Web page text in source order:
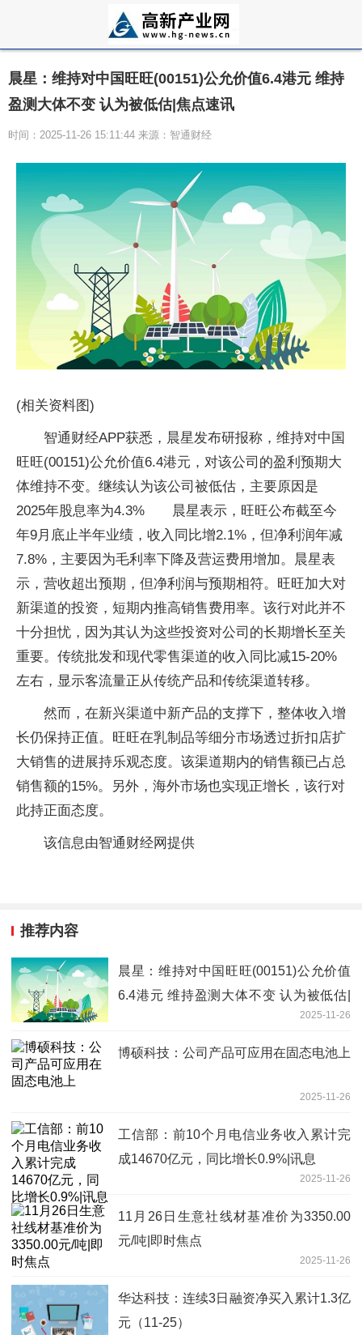
晨星：维持对中国旺旺(00151)公允价值6.4港元 维持
盈测大体不变 认为被低估|焦点速讯
时间：2025-11-26 15:11:44 来源：智通财经
(相关资料图)
智通财经APP获悉，晨星发布研报称，维持对中国
旺旺(00151)公允价值6.4港元，对该公司的盈利预期大
体维持不变。继续认为该公司被低估，主要原因是
2025年股息率为4.3% 晨星表示，旺旺公布截至今
年9月底止半年业绩，收入同比增2.1%，但净利润年减
7.8%，主要因为毛利率下降及营运费用增加。晨星表
示，营收超出预期，但净利润与预期相符。旺旺加大对
新渠道的投资，短期内推高销售费用率。该行对此并不
十分担忧，因为其认为这些投资对公司的长期增长至关
重要。传统批发和现代零售渠道的收入同比减15-20%
左右，显示客流量正从传统产品和传统渠道转移。
然而，在新兴渠道中新产品的支撑下，整体收入增
长仍保持正值。旺旺在乳制品等细分市场透过折扣店扩
大销售的进展持乐观态度。该渠道期内的销售额已占总
销售额的15%。另外，海外市场也实现正增长，该行对
此持正面态度。
该信息由智通财经网提供
推荐内容
晨星：维持对中国旺旺(00151)公允价值
6.4港元 维持盈测大体不变 认为被低估|
2025-11-26
博硕科技：公司产品可应用在固态电池上
2025-11-26
工信部：前10个月电信业务收入累计完
成14670亿元，同比增长0.9%|讯息
2025-11-26
11月26日生意社线材基准价为3350.00
元/吨|即时焦点
2025-11-26
华达科技：连续3日融资净买入累计1.3亿
元（11-25）